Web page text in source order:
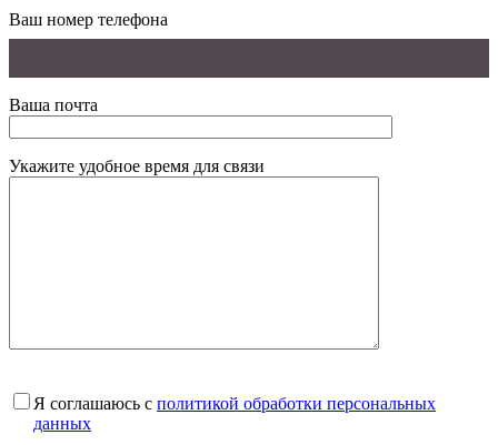
Ваш номер телефона
Ваша почта
Укажите удобное время для связи
Я соглашаюсь с политикой обработки персональных
данных